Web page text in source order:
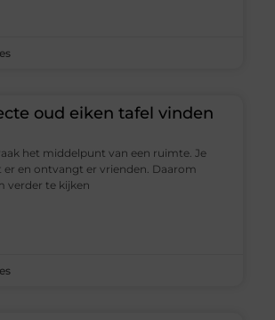
oud eiken tafel vinden
het middelpunt van een ruimte. Je
er en ontvangt er vrienden. Daarom
verder te kijken